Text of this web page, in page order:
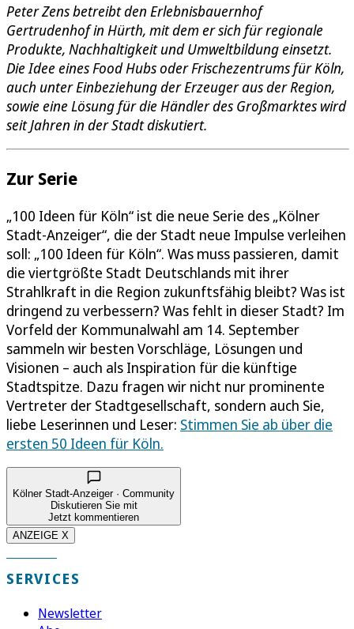
Peter Zens betreibt den Erlebnisbauernhof
Gertrudenhof in Hürth, mit dem er sich für regionale
Produkte, Nachhaltigkeit und Umweltbildung einsetzt.
Die Idee eines Food Hubs oder Frischezentrums für Köln,
auch unter Einbeziehung der Erzeuger aus der Region,
sowie eine Lösung für die Händler des Großmarktes wird
seit Jahren in der Stadt diskutiert.
Zur Serie
„100 Ideen für Köln“ ist die neue Serie des „Kölner
Stadt-Anzeiger“, die der Stadt neue Impulse verleihen
soll: „100 Ideen für Köln“. Was muss passieren, damit
die viertgrößte Stadt Deutschlands mit ihrer
Strahlkraft in die Region zukunftsfähig bleibt? Was ist
dringend zu verbessern? Was fehlt in dieser Stadt? Im
Vorfeld der Kommunalwahl am 14. September
sammeln wir besten Vorschläge, Lösungen und
Visionen – auch als Inspiration für die künftige
Stadtspitze. Dazu fragen wir nicht nur prominente
Vertreter der Stadtgesellschaft, sondern auch Sie,
liebe Leserinnen und Leser: Stimmen Sie ab über die
ersten 50 Ideen für Köln.
Kölner Stadt-Anzeiger · Community
Diskutieren Sie mit
Jetzt kommentieren
ANZEIGE X
SERVICES
Newsletter